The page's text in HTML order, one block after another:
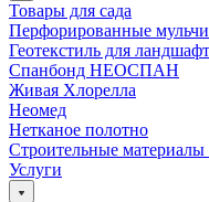
Товары для сада
Перфорированные
Геотекстиль для
Спанбонд НЕОСПАН
Живая Хлорелла
Нeомед
Нетканое полотно
Строительные материалы
Услуги